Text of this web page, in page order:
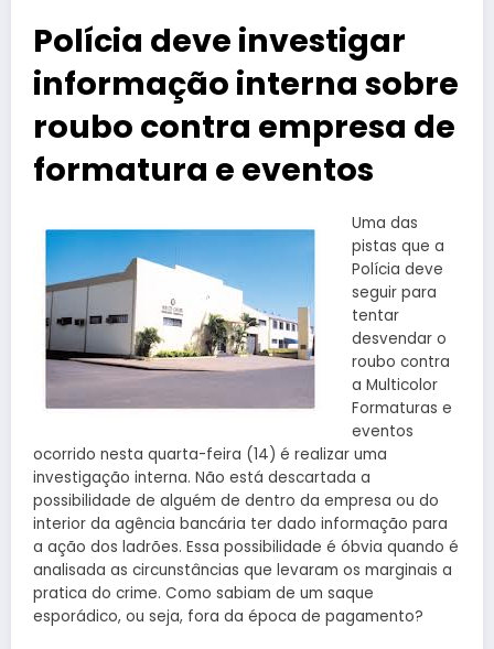
Polícia deve investigar
informação interna sobre
roubo contra empresa de
formatura e eventos
Uma das
pistas que a
Polícia deve
seguir para
tentar
desvendar o
roubo contra
a Multicolor
Formaturas e
eventos
ocorrido nesta quarta-feira (14) é realizar uma
investigação interna. Não está descartada a
possibilidade de alguém de dentro da empresa ou do
interior da agência bancária ter dado informação para
a ação dos ladrões. Essa possibilidade é óbvia quando é
analisada as circunstâncias que levaram os marginais a
pratica do crime. Como sabiam de um saque
esporádico, ou seja, fora da época de pagamento?